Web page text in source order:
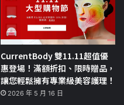
CurrentBody 雙11.11超值優
惠登場！滿額折扣、限時贈品，
讓您輕鬆擁有專業級美容護理！
2026 年 5 月 16 日